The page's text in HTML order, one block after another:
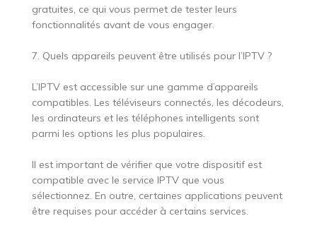
gratuites, ce qui vous permet de tester leurs
fonctionnalités avant de vous engager.
7. Quels appareils peuvent être utilisés pour l’IPTV ?
L’IPTV est accessible sur une gamme d’appareils
compatibles. Les téléviseurs connectés, les décodeurs,
les ordinateurs et les téléphones intelligents sont
parmi les options les plus populaires.
Il est important de vérifier que votre dispositif est
compatible avec le service IPTV que vous
sélectionnez. En outre, certaines applications peuvent
être requises pour accéder à certains services.